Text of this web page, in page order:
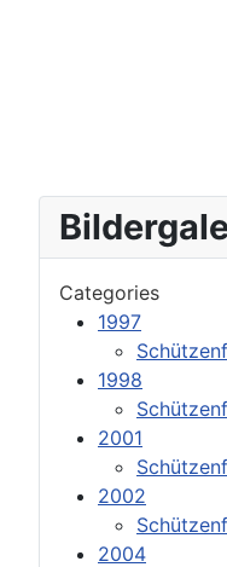
Categories
1997
1998
2001
2002
2004